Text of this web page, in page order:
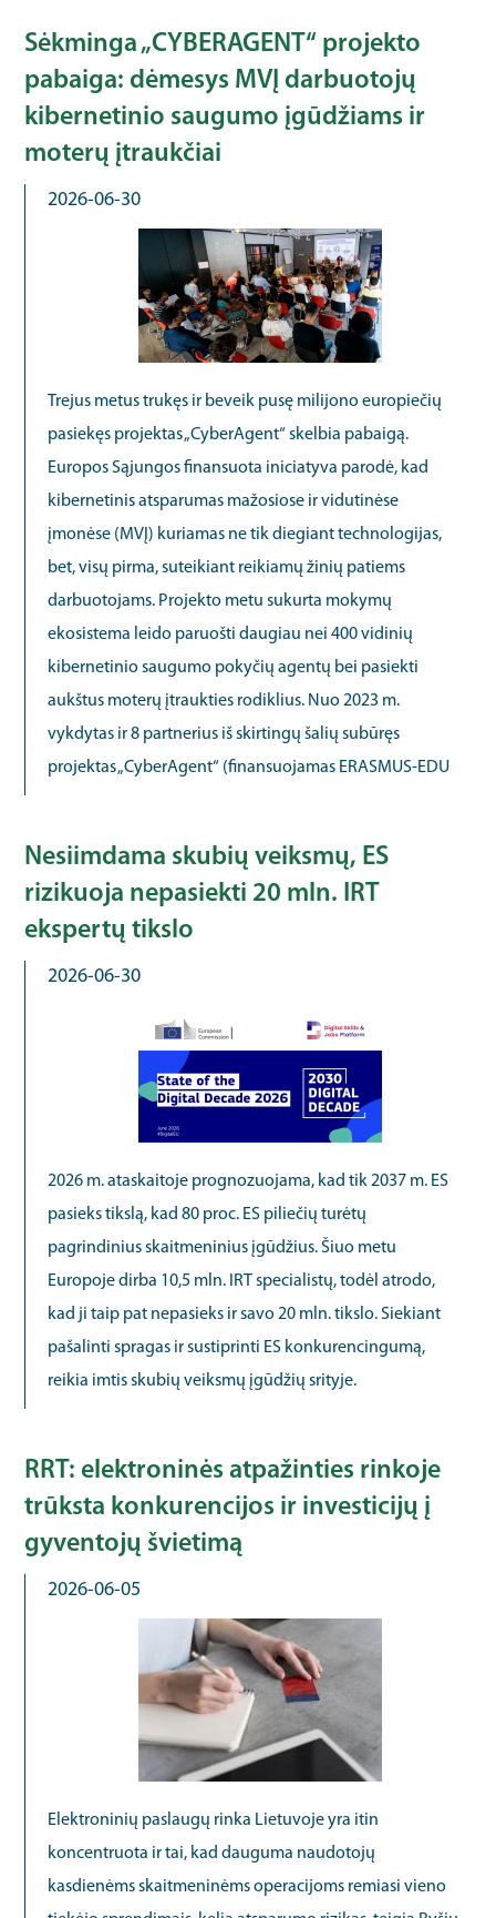
Sėkminga „CYBERAGENT“ projekto
pabaiga: dėmesys MVĮ darbuotojų
kibernetinio saugumo įgūdžiams ir
moterų įtraukčiai
2026-06-30
Trejus metus trukęs ir beveik pusę milijono europiečių
pasiekęs projektas „CyberAgent“ skelbia pabaigą.
Europos Sąjungos finansuota iniciatyva parodė, kad
kibernetinis atsparumas mažosiose ir vidutinėse
įmonėse (MVĮ) kuriamas ne tik diegiant technologijas,
bet, visų pirma, suteikiant reikiamų žinių patiems
darbuotojams. Projekto metu sukurta mokymų
ekosistema leido paruošti daugiau nei 400 vidinių
kibernetinio saugumo pokyčių agentų bei pasiekti
aukštus moterų įtraukties rodiklius. Nuo 2023 m.
vykdytas ir 8 partnerius iš skirtingų šalių subūręs
projektas „CyberAgent“ (finansuojamas ERASMUS-EDU
Nesiimdama skubių veiksmų, ES
rizikuoja nepasiekti 20 mln. IRT
ekspertų tikslo
2026-06-30
2026 m. ataskaitoje prognozuojama, kad tik 2037 m. ES
pasieks tikslą, kad 80 proc. ES piliečių turėtų
pagrindinius skaitmeninius įgūdžius. Šiuo metu
Europoje dirba 10,5 mln. IRT specialistų, todėl atrodo,
kad ji taip pat nepasieks ir savo 20 mln. tikslo. Siekiant
pašalinti spragas ir sustiprinti ES konkurencingumą,
reikia imtis skubių veiksmų įgūdžių srityje.
RRT: elektroninės atpažinties rinkoje
trūksta konkurencijos ir investicijų į
gyventojų švietimą
2026-06-05
Elektroninių paslaugų rinka Lietuvoje yra itin
koncentruota ir tai, kad dauguma naudotojų
kasdienėms skaitmeninėms operacijoms remiasi vieno